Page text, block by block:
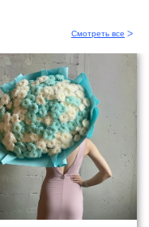
Смотреть все ᐳ